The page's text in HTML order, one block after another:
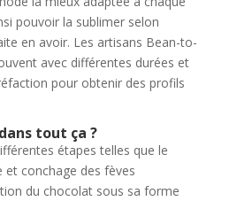
pouvoir la sublimer selon
en avoir. Les artisans Bean-to-
avec différentes durées et
pour obtenir des profils
tout ça ?
étapes telles que le
et conchage des fèves
du chocolat sous sa forme